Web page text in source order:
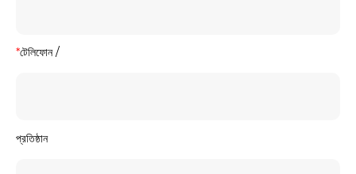
*টেলিফোন /
প্রতিষ্ঠান